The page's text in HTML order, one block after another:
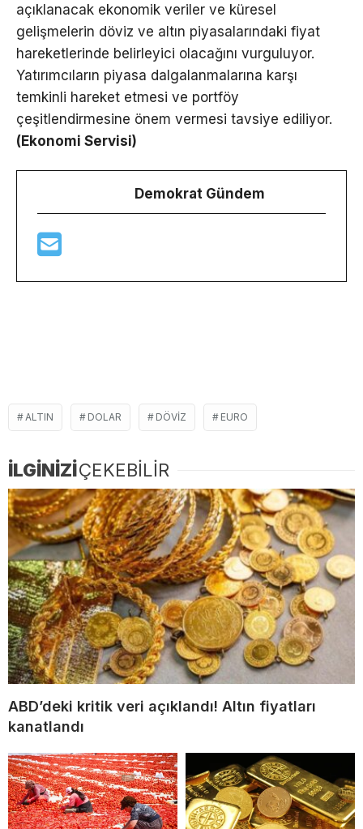
açıklanacak ekonomik veriler ve küresel
gelişmelerin döviz ve altın piyasalarındaki fiyat
hareketlerinde belirleyici olacağını vurguluyor.
Yatırımcıların piyasa dalgalanmalarına karşı
temkinli hareket etmesi ve portföy
çeşitlendirmesine önem vermesi tavsiye ediliyor.
(Ekonomi Servisi)
Demokrat Gündem
ALTIN DOLAR DÖVIZ EURO
İLGİNİZİÇEKEBİLİR
ABD’deki kritik veri açıklandı! Altın fiyatları
kanatlandı